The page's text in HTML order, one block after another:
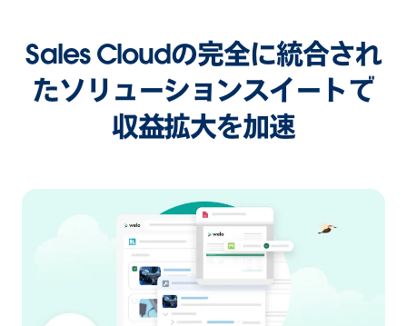
Sales Cloudの完全に統合され
たソリューションスイートで
収益拡大を加速